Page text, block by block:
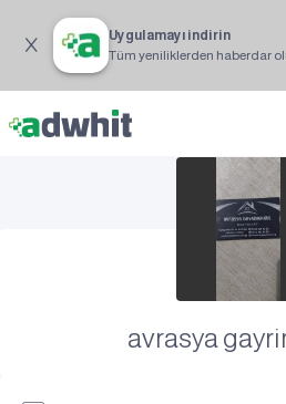
Uygulamayı indirin
Tüm yeniliklerden haberdar
avrasya